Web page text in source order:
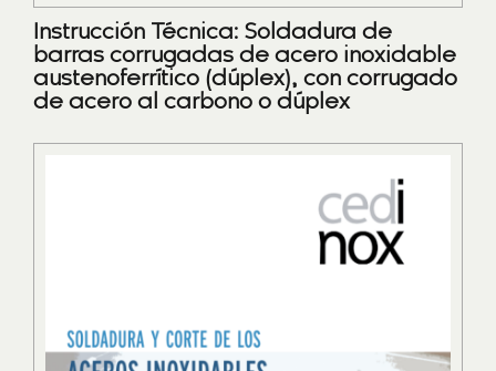
Instrucción Técnica: Soldadura de
barras corrugadas de acero inoxidable
austenoferrítico (dúplex), con corrugado
de acero al carbono o dúplex